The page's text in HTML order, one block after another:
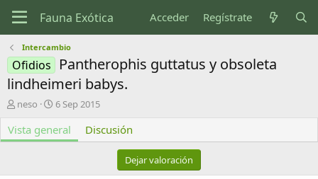
Acceder Regístrate
Intercambio
Ofidios
Pantherophis guttatus y obsoleta
lindheimeri babys.
A
t
o
neso
F
c
h
6 Sep 2015
Vista general Discusión
Dejar valoración